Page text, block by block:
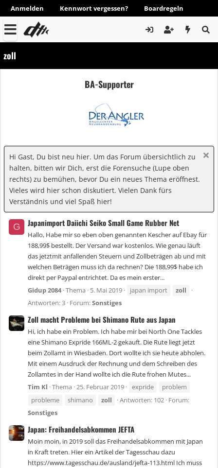
Anmelden Kennwort vergessen? Boardregeln
zoll
BA-Supporter
Hi Gast, Du bist neu hier. Um das Forum übersichtlich zu
halten, bitten wir Dich, erst die Forensuche (Lupe oben
rechts) zu bemühen, bevor Du ein neues Thema eröffnest.
Vieles wird hier schon diskutiert. Vielen Dank fürs
Verständnis und viel Spaß hier!
G Japanimport Daiichi Seiko Small Game Rubber Net
Hallo, Habe mir so eben oben genannten Kescher auf Ebay für
188,99$ bestellt. Der Versand war kostenlos. Wie genau läuft
das jetztmit anfallenden Steuern und Zollbeträgen ab und mit
welchen Beträgen muss ich da rechnen? Die 188,99$ habe ich
direkt per Paypal entrichtet. Da es mein erster...
Gidup 2084 Thema 5. Mai 2019 japan import
zoll
Antworten: 3 Forum:Sonstiges
Zoll macht Probleme bei Shimano Rute aus Japan
Hi, ich habe ein Problem. Ich habe mir bei North One Tackles
eine Shimano Expride 166ML-2 gekauft. Die Rute liegt jetzt
beim Zollamt in Wiesbaden. Dort wollte ich sie heute abholen.
Mit einem Ausdruck der Rechnung und dem Schreiben des
Zollamtes in der Hand wollte ich die Rute frohen Mutes...
Tim Kl Thema 25. Februar 2019 expride
problem
probleme
shimano zoll Antworten: 102 Forum:
Sonstiges
Japan: Freihandelsabkommen JEFTA
Moin moin, in 2019 soll das Freihandelsabkommen mit Japan
in Kraft treten. Hier ein Artikel der Tagesschau dazu
https://www.tagesschau.de/ausland/jefta-113.html Ich muss